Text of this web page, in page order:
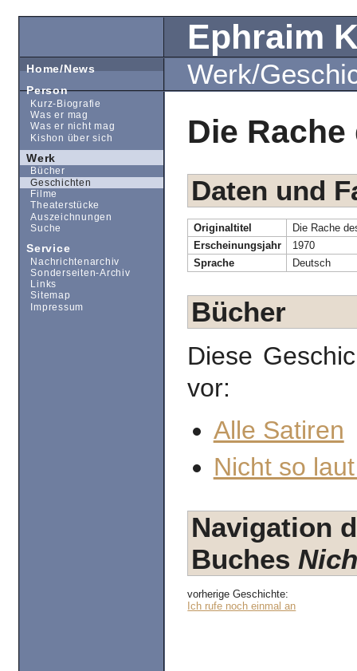
Ephraim
Werk/
Die
Daten und
Originaltitel
Die Rache
Erscheinungsjahr
1970
Sprache
Deutsch
Bücher
Diese
vor:
Alle Satiren
Nicht so
Navigation
Buches
vorherige Geschichte:
Ich rufe noch einmal an
Home/News
Person
Kurz-Biografie
Was er mag
Was er nicht mag
Kishon über sich
Werk
Bücher
Geschichten
Filme
Theaterstücke
Auszeichnungen
Suche
Service
Nachrichtenarchiv
Sonderseiten-Archiv
Links
Sitemap
Impressum